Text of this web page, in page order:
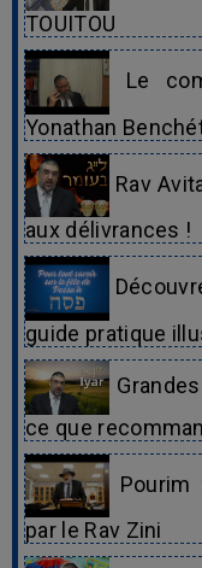
TOUITOU
Le
Yonathan
Rav
aux délivrances !
guide pratique
ce que
par le Rav Zini